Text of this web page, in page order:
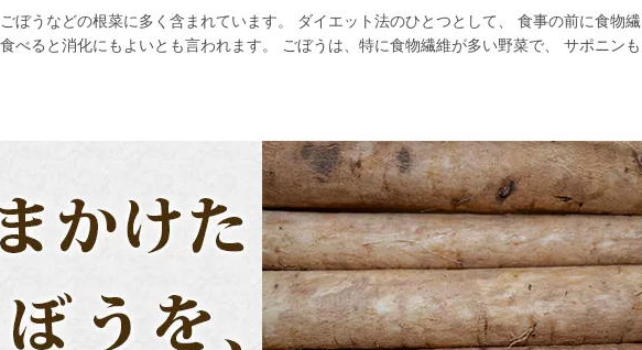
ぼうなどの根菜に多く含まれています。 ダイエット法のひとつとして、 食事の前に食物繊
べると消化にもよいとも言われます。 ごぼうは、特に食物繊維が多い野菜で、 サポニンも